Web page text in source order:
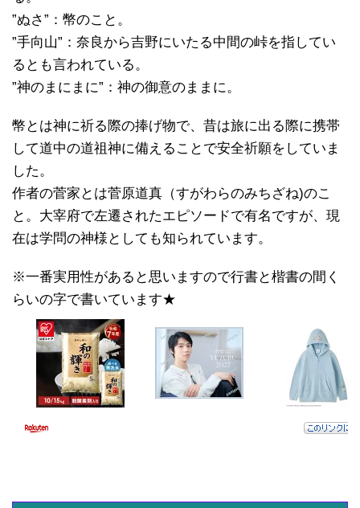
”ぬさ”：幣のこと。
”手向山”：奈良から吉野にいたる中間の峠を指してい
るとも言われている。
”神のまにまに”：神の御意のままに。
幣とは神に祈る際の捧げ物で、昔は旅に出る際に携帯
して道中の道祖神に備えることで安全祈願をしていま
した。
作者の菅家とは菅原道真（すがわらのみちざね)のこ
と。大宰府で左遷されたエピソードで有名ですが、現
在は学問の神様としても知られています。
※一番実用性があると思いますので行書と楷書の間く
らいの字で書いています★